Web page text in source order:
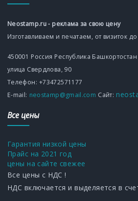
Neostamp.ru - реклама за свою цену
Изготавливаем и печатаем, от визиток
450001 Россия Республика Башкортостан
улица Свердлова, 90
Телефон: +73472571177
Е-mаil: neostamp@gmail.com Сайт:
Все цены
Гарантия низкой цены
Прайс на 2021 год
цены на сайте свежее
Все цены с НДС !
НДС включается и выделяется в